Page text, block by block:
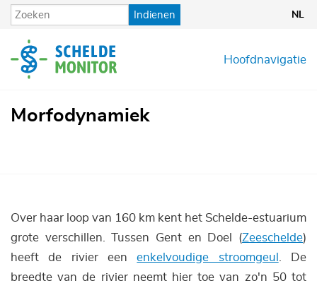
Overslaan
en
de
inhoud
Indienen NL
Hoofdnavigatie
Morfodynamiek
Over haar loop van 160 km kent het Schelde-estuarium
grote verschillen. Tussen Gent en Doel (Zeeschelde)
heeft de rivier eenenkelvoudige stroomgeul
. De
breedte van de rivier neemt hier toe van zo'n 50 tot